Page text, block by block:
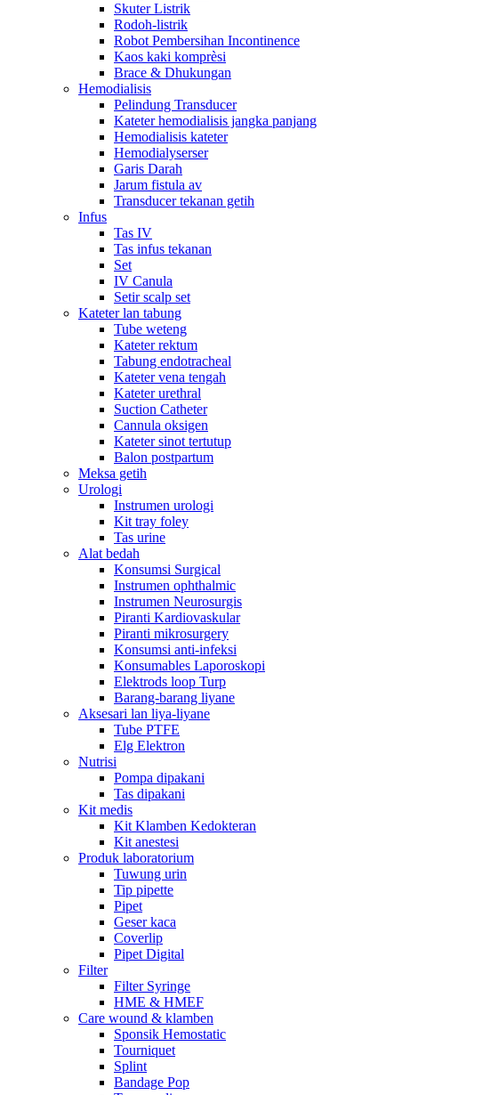
Skuter Listrik
Rodoh-listrik
Robot Pembersihan Incontinence
Kaos kaki komprèsi
Brace & Dhukungan
Hemodialisis
Pelindung Transducer
Kateter hemodialisis jangka panjang
Hemodialisis kateter
Hemodialyserser
Garis Darah
Jarum fistula av
Transducer tekanan getih
Infus
Tas IV
Tas infus tekanan
Set
IV Canula
Setir scalp set
Kateter lan tabung
Tube weteng
Kateter rektum
Tabung endotracheal
Kateter vena tengah
Kateter urethral
Suction Catheter
Cannula oksigen
Kateter sinot tertutup
Balon postpartum
Meksa getih
Urologi
Instrumen urologi
Kit tray foley
Tas urine
Alat bedah
Konsumsi Surgical
Instrumen ophthalmic
Instrumen Neurosurgis
Piranti Kardiovaskular
Piranti mikrosurgery
Konsumsi anti-infeksi
Konsumables Laporoskopi
Elektrods loop Turp
Barang-barang liyane
Aksesari lan liya-liyane
Tube PTFE
Elg Elektron
Nutrisi
Pompa dipakani
Tas dipakani
Kit medis
Kit Klamben Kedokteran
Kit anestesi
Produk laboratorium
Tuwung urin
Tip pipette
Pipet
Geser kaca
Coverlip
Pipet Digital
Filter
Filter Syringe
HME & HMEF
Care wound & klamben
Sponsik Hemostatic
Tourniquet
Splint
Bandage Pop